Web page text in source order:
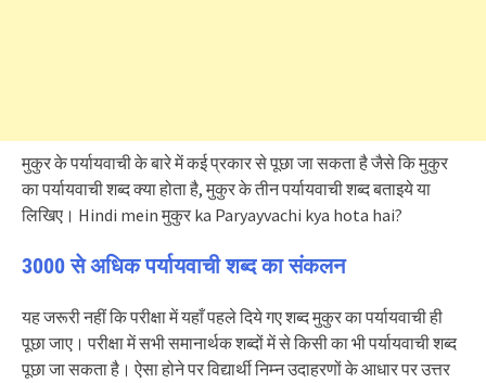
मुकुर के पर्यायवाची के बारे में कई प्रकार से पूछा जा सकता है जैसे कि मुकुर
का पर्यायवाची शब्द क्या होता है, मुकुर के तीन पर्यायवाची शब्द बताइये या
लिखिए। Hindi mein मुकुर ka Paryayvachi kya hota hai?
3000 से अधिक पर्यायवाची शब्द का संकलन
यह जरूरी नहीं कि परीक्षा में यहाँ पहले दिये गए शब्द मुकुर का पर्यायवाची ही
पूछा जाए। परीक्षा में सभी समानार्थक शब्दों में से किसी का भी पर्यायवाची शब्द
पूछा जा सकता है। ऐसा होने पर विद्यार्थी निम्न उदाहरणों के आधार पर उत्तर